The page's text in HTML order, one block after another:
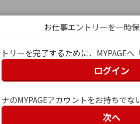
ン
お仕事エントリーを一時
リーを完了するために、MYPAGEへ
ログイン
のMYPAGEアカウントをお持ちでな
次へ